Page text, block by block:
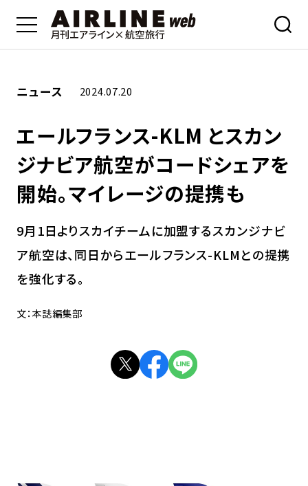
ニュース 2024.07.20
エールフランス-KLM とスカン
ジナビア航空がコードシェアを
開始。マイレージの提携も
9月1日よりスカイチームに加盟するスカンジナビ
ア航空は、同日からエールフランス-KLMとの提携
を強化する。
文：本誌編集部